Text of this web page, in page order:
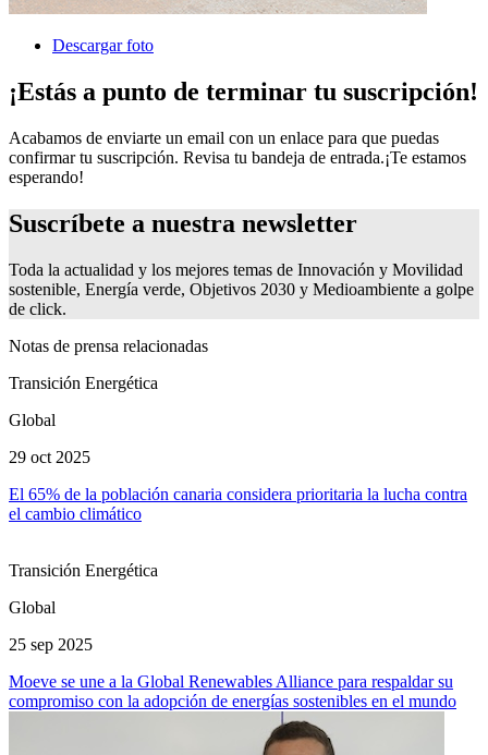
Descargar foto
¡Estás a punto de terminar tu suscripción!
Acabamos de enviarte un email con un enlace para que puedas
confirmar tu suscripción. Revisa tu bandeja de entrada.¡Te estamos
esperando!
Suscríbete a nuestra newsletter
Toda la actualidad y los mejores temas de Innovación y Movilidad
sostenible, Energía verde, Objetivos 2030 y Medioambiente a golpe
de click.
Notas de prensa relacionadas
Transición Energética
Global
29 oct 2025
El 65% de la población canaria considera prioritaria la lucha contra
el cambio climático
Transición Energética
Global
25 sep 2025
Moeve se une a la Global Renewables Alliance para respaldar su
compromiso con la adopción de energías sostenibles en el mundo